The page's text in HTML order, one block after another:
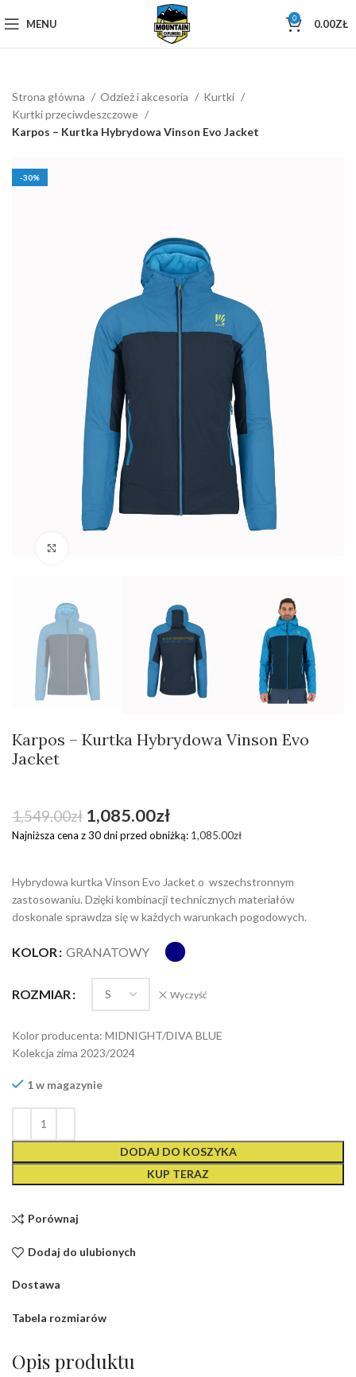
MENU 0 0.00ZŁ
Strona główna Odzież i akcesoria
Kurtki
Kurtki przeciwdeszczowe
Karpos – Kurtka Hybrydowa Vinson Evo Jacket
-30%
Karpos – Kurtka Hybrydowa Vinson Evo
Jacket
1,549.00zł 1,085.00zł
Najniższa cena z 30 dni przed obniżką: 1,085.00zł
Hybrydowa kurtka Vinson Evo Jacket o wszechstronnym
zastosowaniu. Dzięki kombinacji technicznych materiałów
doskonale sprawdza się w każdych warunkach pogodowych.
KOLOR GRANATOWY
ROZMIAR Wyczyść
Kolor producenta: MIDNIGHT/DIVA BLUE
Kolekcja zima 2023/2024
1 w magazynie
DODAJ DO KOSZYKA
KUP TERAZ
Porównaj
Dodaj do ulubionych
Dostawa
Tabela rozmiarów
Opis produktu